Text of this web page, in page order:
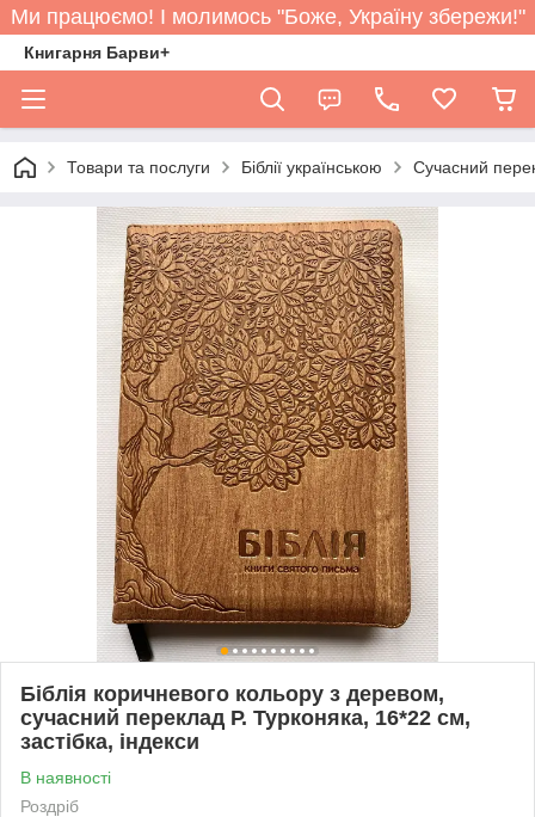
Ми працюємо! І молимось "Боже, Україну збережи!"
Книгарня Барви+
Товари та послуги Біблії українською Сучасний
Біблія коричневого кольору з деревом,
сучасний переклад Р. Турконяка, 16*22 см,
застібка, індекси
В наявності
Роздріб